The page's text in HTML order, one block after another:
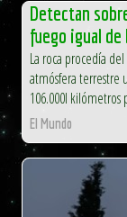
Detectan
fuego igual de
La roca procedía
atmósfera terrestre
106.000l kilómetros
El Mundo